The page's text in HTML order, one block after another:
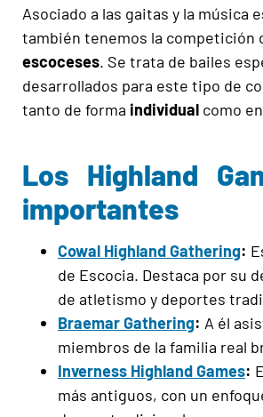
Asociado a las gaitas y la música
también tenemos la competición
escoceses. Se trata de bailes
desarrollados para este tipo de
tanto de forma individual como en
Los Highland
importantes
Cowal Highland Gathering:
de Escocia. Destaca por su
de atletismo y deportes
Braemar Gathering: A él
miembros de la familia real
Inverness Highland Games:
más antiguos, con un